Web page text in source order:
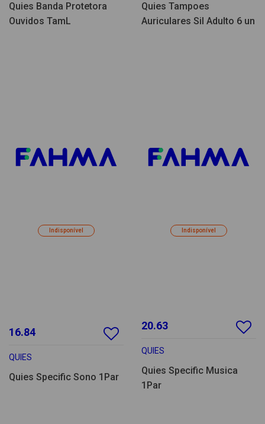
Quies Banda Protetora
Ouvidos TamL
Quies Tampoes
Auriculares Sil Adulto 6 un
Indisponível
16.84
QUIES
Quies Specific Sono 1Par
Indisponível
20.63
QUIES
Quies Specific Musica
1Par